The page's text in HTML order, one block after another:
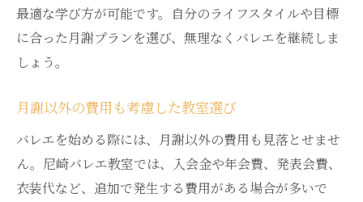
最適な学び方が可能です。自分のライフスタイルや目標
に合った月謝プランを選び、無理なくバレエを継続しま
しょう。
月謝以外の費用も考慮した教室選び
バレエを始める際には、月謝以外の費用も見落とせませ
ん。尼崎バレエ教室では、入会金や年会費、発表会費、
衣装代など、追加で発生する費用がある場合が多いで